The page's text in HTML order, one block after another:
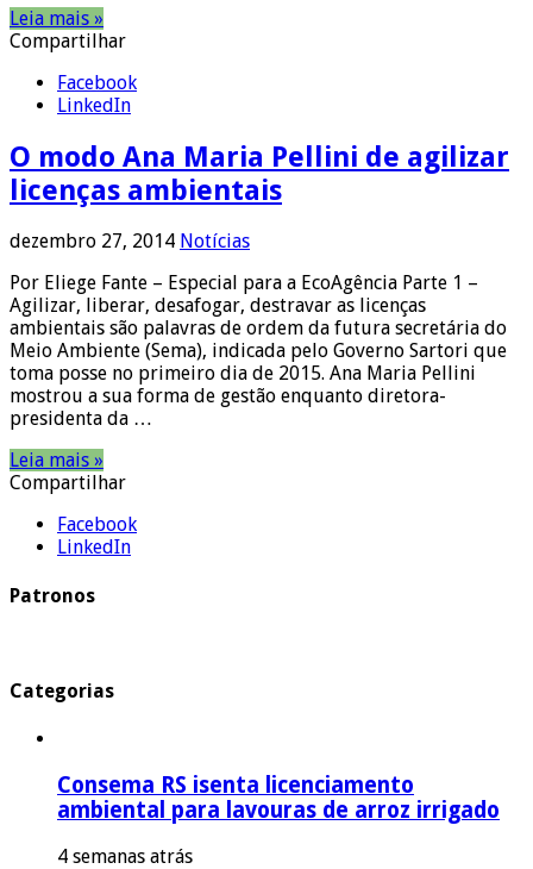
Leia mais »
Compartilhar
Facebook
LinkedIn
O modo Ana Maria Pellini de agilizar
licenças ambientais
dezembro 27, 2014 Notícias
Por Eliege Fante – Especial para a EcoAgência Parte 1 –
Agilizar, liberar, desafogar, destravar as licenças
ambientais são palavras de ordem da futura secretária do
Meio Ambiente (Sema), indicada pelo Governo Sartori que
toma posse no primeiro dia de 2015. Ana Maria Pellini
mostrou a sua forma de gestão enquanto diretora-
presidenta da …
Leia mais »
Compartilhar
Facebook
LinkedIn
Patronos
Categorias
Consema RS isenta licenciamento
ambiental para lavouras de arroz irrigado
4 semanas atrás